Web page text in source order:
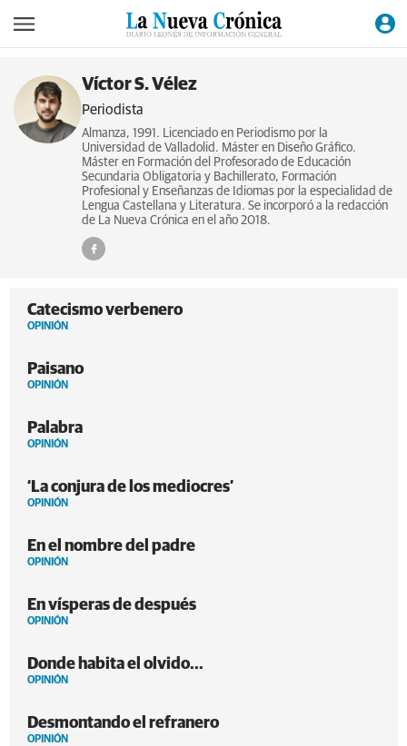
Víctor S. Vélez
Periodista
Almanza, 1991. Licenciado en Periodismo por la
Universidad de Valladolid. Máster en Diseño Gráfico.
Máster en Formación del Profesorado de Educación
Secundaria Obligatoria y Bachillerato, Formación
Profesional y Enseñanzas de Idiomas por la especialidad de
Lengua Castellana y Literatura. Se incorporó a la redacción
de La Nueva Crónica en el año 2018.
Catecismo verbenero
OPINIÓN
Paisano
OPINIÓN
Palabra
OPINIÓN
‘La conjura de los mediocres’
OPINIÓN
En el nombre del padre
OPINIÓN
En vísperas de después
OPINIÓN
Donde habita el olvido...
OPINIÓN
Desmontando el refranero
OPINIÓN